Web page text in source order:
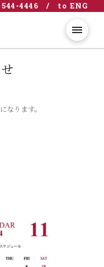
4446 / to ENG
なります。